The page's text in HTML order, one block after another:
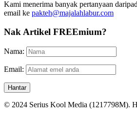
Kami menerima banyak pertanyaan
email ke pakteh@majalahlabur.com
Nak Artikel FREEmium?
Nama:
Email:
© 2024 Serius Kool Media (1217798M).